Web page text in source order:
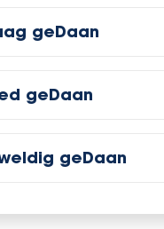
geDaan
geDaan
geDaan